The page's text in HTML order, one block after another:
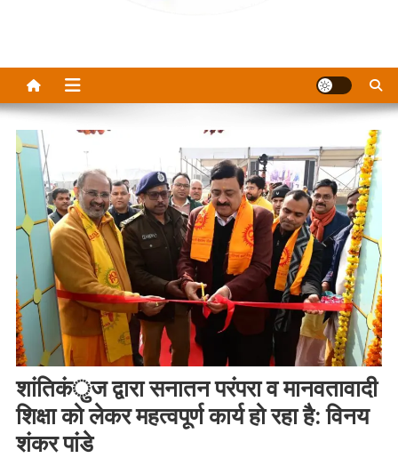
शांतिकंुज द्वारा सनातन परंपरा व मानवतावादी
शिक्षा को लेकर महत्वपूर्ण कार्य हो रहा है: विनय
शंकर पांडे